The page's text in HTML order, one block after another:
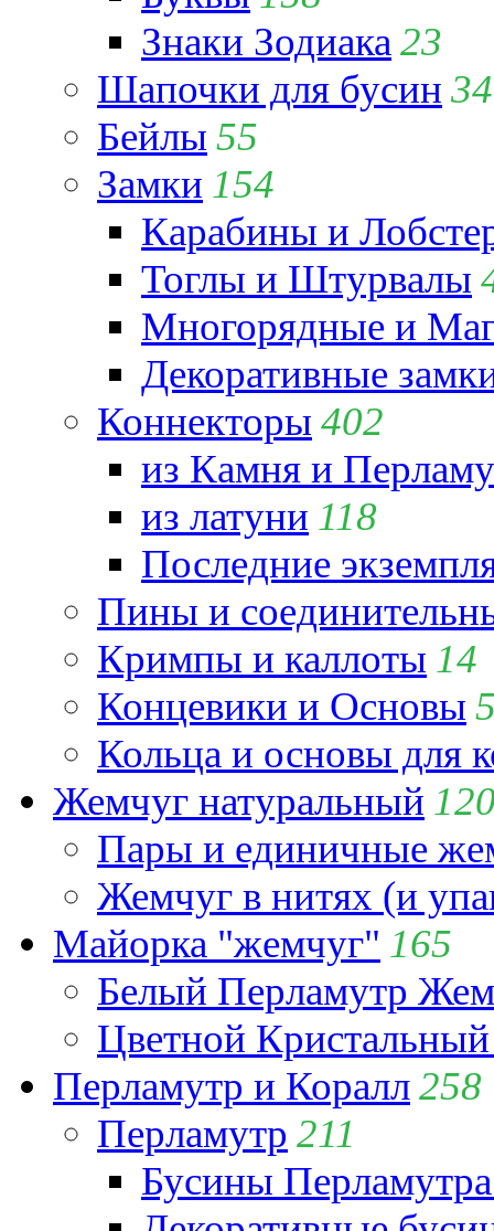
Знаки Зодиака 23
Шапочки для бусин 34
Бейлы 55
Замки 154
Карабины и
Тоглы и Штурвалы
Многорядные и
Декоративные
Коннекторы 402
из Камня и
из латуни 118
Последние
Пины и
Кримпы и каллоты 14
Концевики и Основы
Кольца и основы для
Жемчуг натуральный
Пары и единичные
Жемчуг в нитях (и
Майорка "жемчуг" 165
Белый Перламутр
Цветной
Перламутр и Коралл258
Перламутр 211
Бусины